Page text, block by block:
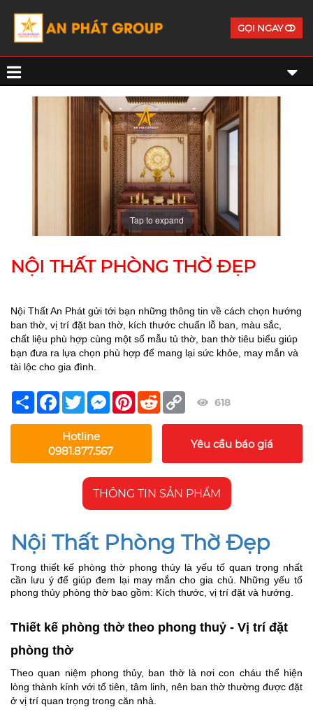
GỌI NGAY
Tap to expand
NỘI THẤT PHÒNG THỜ ĐẸP
Nội Thất An Phát gửi tới bạn những thông tin về cách chọn hướng
ban thờ, vị trí đặt ban thờ, kích thước chuẩn lỗ ban, màu sắc,
chất liệu phù hợp cùng một số mẫu tủ thờ, ban thờ tiêu biểu giúp
bạn đưa ra lựa chọn phù hợp để mang lại sức khỏe, may mắn và
tài lộc cho gia đình.
Share Facebook
TwitterMessengerPinterest
Reddit Copy
Link
618
Hotline
0981.877.567
Yêu cầu báo giá
THÔNG TIN SẢN PHẨM
Nội Thất Phòng Thờ Đẹp
Trong thiết kế phòng thờ phong thủy là yếu tố quan trọng nhất
cần lưu ý để giúp đem lại may mắn cho gia chủ. Những yếu tố
phong thủy phòng thờ bao gồm: Kích thước, vị trí đặt và hướng.
Thiết kế phòng thờ theo phong thuỷ - Vị trí đặt
phòng thờ
Theo quan niệm phong thủy, ban thờ là nơi con cháu thể hiện
lòng thành kính với tổ tiên, tâm linh, nên ban thờ thường được đặt
ở vị trí quan trọng trong căn nhà.